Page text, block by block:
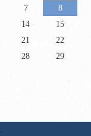
7
8
14
15
21
22
28
29